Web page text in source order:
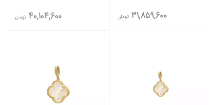
31,859,600 تومان 40,104,600 تومان